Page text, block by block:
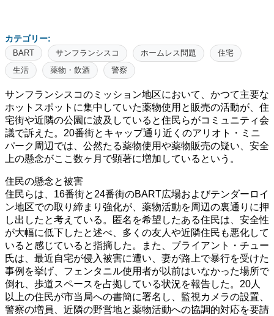
カテゴリー:
BART サンフランシスコ ホームレス問題
住宅
生活
薬物・飲酒 警察
サンフランシスコのミッション地区において、かつて主要な
ホットスポットに集中していた薬物使用と販売の活動が、住
宅街や近隣の公園に波及していると住民らがコミュニティ会
議で訴えた。20番街とキャップ通り近くのアリオト・ミニ
パーク周辺では、公然たる薬物使用や薬物販売の疑い、安全
上の懸念がここ数ヶ月で顕著に増加しているという。
住民の懸念と被害
住民らは、16番街と24番街のBART広場およびテンダーロイ
ン地区での取り締まり強化が、薬物活動を周辺の裏通りに押
し出したと考えている。匿名を希望したある住民は、安全性
が大幅に低下したと述べ、多くの友人や近隣住民も悪化して
いると感じていると指摘した。また、ブライアント・チュー
氏は、最近自宅が侵入被害に遭い、妻が路上で暴行を受けた
事例を挙げ、フェンタニル使用者が以前はいなかった場所で
倒れ、歩道スペースを占拠している状況を報告した。20人
以上の住民が市当局への書簡に署名し、監視カメラの設置、
警察の増員、近隣の野営地と薬物活動への協調的対応を要請